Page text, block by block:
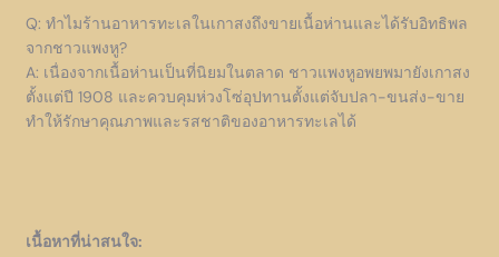
Q: ทำไมร้านอาหารทะเลในเกาสงถึงขายเนื้อห่านและได้รับอิทธิพล
จากชาวแพงหู?
A: เนื่องจากเนื้อห่านเป็นที่นิยมในตลาด ชาวแพงหูอพยพมายังเกาสง
ตั้งแต่ปี 1908 และควบคุมห่วงโซ่อุปทานตั้งแต่จับปลา-ขนส่ง-ขาย
ทำให้รักษาคุณภาพและรสชาติของอาหารทะเลได้
เนื้อหาที่น่าสนใจ: